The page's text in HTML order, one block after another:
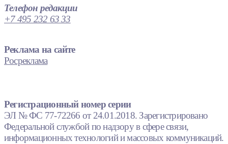
Телефон редакции
+7 495 232 63 33
Реклама на сайте
Росреклама
Регистрационный номер серии
ЭЛ № ФС 77-72266 от 24.01.2018. Зарегистрировано
Федеральной службой по надзору в сфере связи,
информационных технологий и массовых коммуникаций.